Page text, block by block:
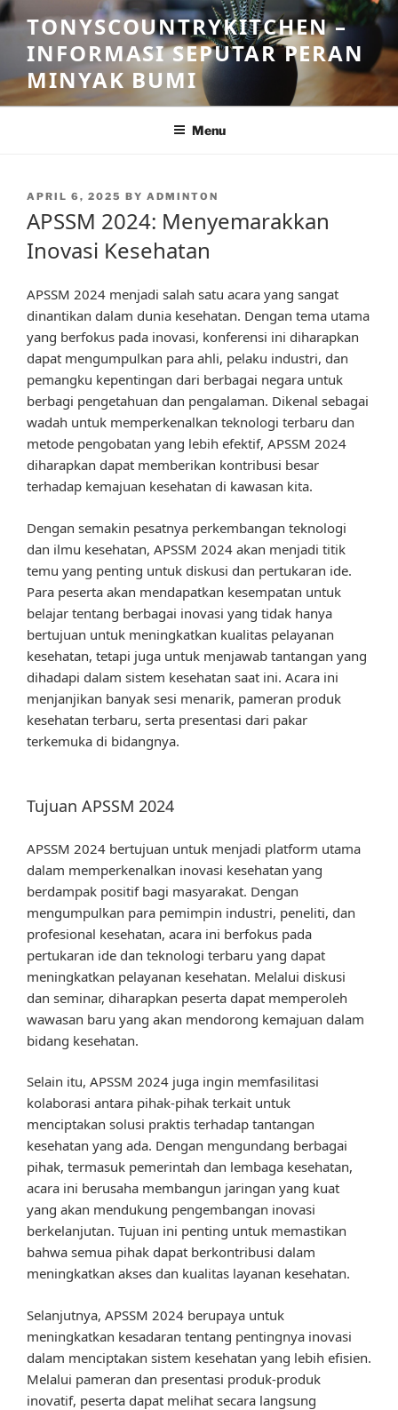
Skip
to
content
TONYSCOUNTRYKITCHEN –
INFORMASI SEPUTAR PERAN
MINYAK BUMI
Menu
POSTED
APRIL 6, 2025 BY ADMINTON
APSSM 2024: Menyemarakkan
Inovasi Kesehatan
APSSM 2024 menjadi salah satu acara yang sangat
dinantikan dalam dunia kesehatan. Dengan tema utama
yang berfokus pada inovasi, konferensi ini diharapkan
dapat mengumpulkan para ahli, pelaku industri, dan
pemangku kepentingan dari berbagai negara untuk
berbagi pengetahuan dan pengalaman. Dikenal sebagai
wadah untuk memperkenalkan teknologi terbaru dan
metode pengobatan yang lebih efektif, APSSM 2024
diharapkan dapat memberikan kontribusi besar
terhadap kemajuan kesehatan di kawasan kita.
Dengan semakin pesatnya perkembangan teknologi
dan ilmu kesehatan, APSSM 2024 akan menjadi titik
temu yang penting untuk diskusi dan pertukaran ide.
Para peserta akan mendapatkan kesempatan untuk
belajar tentang berbagai inovasi yang tidak hanya
bertujuan untuk meningkatkan kualitas pelayanan
kesehatan, tetapi juga untuk menjawab tantangan yang
dihadapi dalam sistem kesehatan saat ini. Acara ini
menjanjikan banyak sesi menarik, pameran produk
kesehatan terbaru, serta presentasi dari pakar
terkemuka di bidangnya.
Tujuan APSSM 2024
APSSM 2024 bertujuan untuk menjadi platform utama
dalam memperkenalkan inovasi kesehatan yang
berdampak positif bagi masyarakat. Dengan
mengumpulkan para pemimpin industri, peneliti, dan
profesional kesehatan, acara ini berfokus pada
pertukaran ide dan teknologi terbaru yang dapat
meningkatkan pelayanan kesehatan. Melalui diskusi
dan seminar, diharapkan peserta dapat memperoleh
wawasan baru yang akan mendorong kemajuan dalam
bidang kesehatan.
Selain itu, APSSM 2024 juga ingin memfasilitasi
kolaborasi antara pihak-pihak terkait untuk
menciptakan solusi praktis terhadap tantangan
kesehatan yang ada. Dengan mengundang berbagai
pihak, termasuk pemerintah dan lembaga kesehatan,
acara ini berusaha membangun jaringan yang kuat
yang akan mendukung pengembangan inovasi
berkelanjutan. Tujuan ini penting untuk memastikan
bahwa semua pihak dapat berkontribusi dalam
meningkatkan akses dan kualitas layanan kesehatan.
Selanjutnya, APSSM 2024 berupaya untuk
meningkatkan kesadaran tentang pentingnya inovasi
dalam menciptakan sistem kesehatan yang lebih efisien.
Melalui pameran dan presentasi produk-produk
inovatif, peserta dapat melihat secara langsung